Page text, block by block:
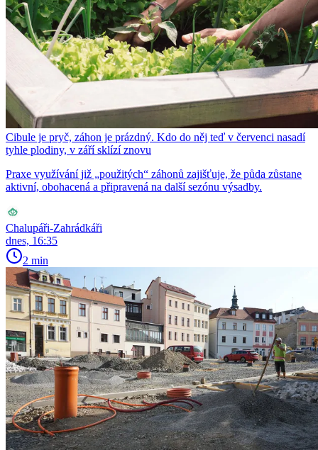
Cibule je pryč, záhon je prázdný. Kdo do něj teď v červenci nasadí
tyhle plodiny, v září sklízí znovu
Praxe využívání již „použitých“ záhonů zajišťuje, že půda zůstane
aktivní, obohacená a připravená na další sezónu výsadby.
Chalupáři-Zahrádkáři
dnes, 16:35
2 min